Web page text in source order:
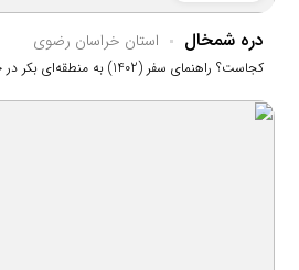
دره شمخال استان خراسان رضوي
کجاست؟ راهنمای سفر (1402) به منطقه‌ای بکر در خراسان رضوی